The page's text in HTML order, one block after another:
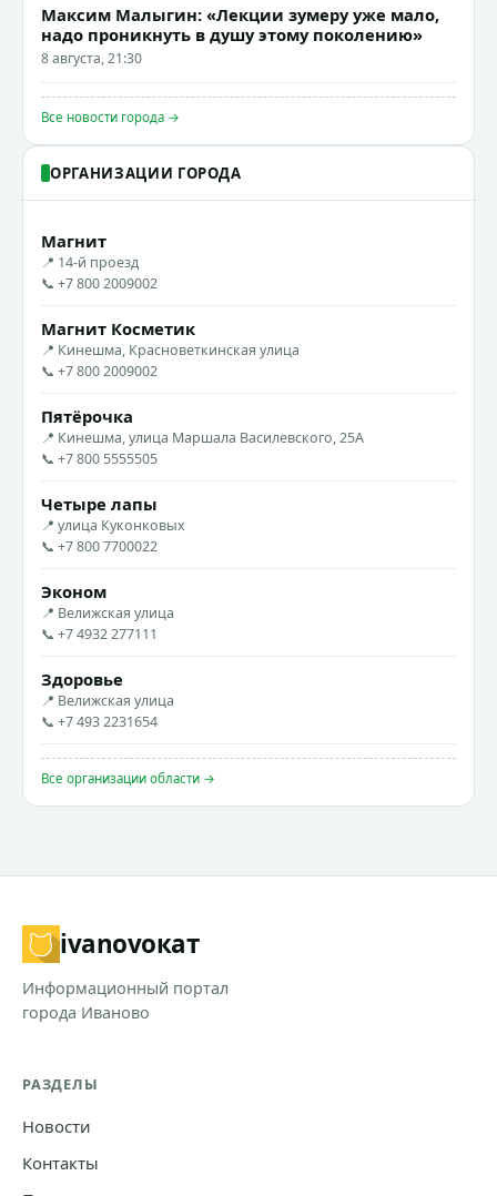
Максим Малыгин: «Лекции зумеру уже мало,
надо проникнуть в душу этому поколению»
8 августа, 21:30
Все новости города →
ОРГАНИЗАЦИИ ГОРОДА
Магнит
📍 14-й проезд
📞 +7 800 2009002
Магнит Косметик
📍 Кинешма, Красноветкинская улица
📞 +7 800 2009002
Пятёрочка
📍 Кинешма, улица Маршала Василевского, 25А
📞 +7 800 5555505
Четыре лапы
📍 улица Куконковых
📞 +7 800 7700022
Эконом
📍 Велижская улица
📞 +7 4932 277111
Здоровье
📍 Велижская улица
📞 +7 493 2231654
Все организации области →
ivanovoкат
Информационный портал
города Иваново
РАЗДЕЛЫ
Новости
Контакты